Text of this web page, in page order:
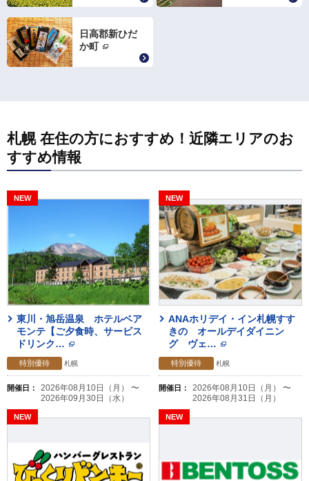
日高郡新ひだ
か町
札幌 在住の方におすすめ！近隣エリアのお
すすめ情報
東川・旭岳温泉 ホテルベア
モンテ【ご夕食時、サービス
ドリンク…
特別優待 札幌
開催日：
2026年08月10日（月） 〜
2026年09月30日（水）
ANAホリデイ・イン札幌すす
きの オールデイダイニン
グ ヴェ…
特別優待 札幌
開催日：
2026年08月10日（月） 〜
2026年08月31日（月）